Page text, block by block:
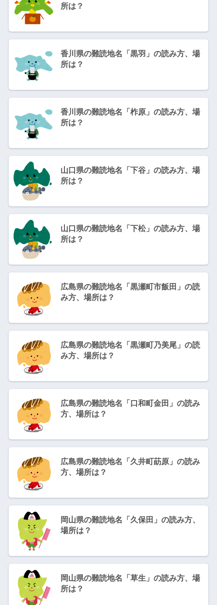
所は？
香川県の難読地名「黒羽」の読み方、場
所は？
香川県の難読地名「柞原」の読み方、場
所は？
山口県の難読地名「下谷」の読み方、場
所は？
山口県の難読地名「下松」の読み方、場
所は？
広島県の難読地名「黒瀬町市飯田」の読
み方、場所は？
広島県の難読地名「黒瀬町乃美尾」の読
み方、場所は？
広島県の難読地名「口和町金田」の読み
方、場所は？
広島県の難読地名「久井町莇原」の読み
方、場所は？
岡山県の難読地名「久保田」の読み方、
場所は？
岡山県の難読地名「草生」の読み方、場
所は？